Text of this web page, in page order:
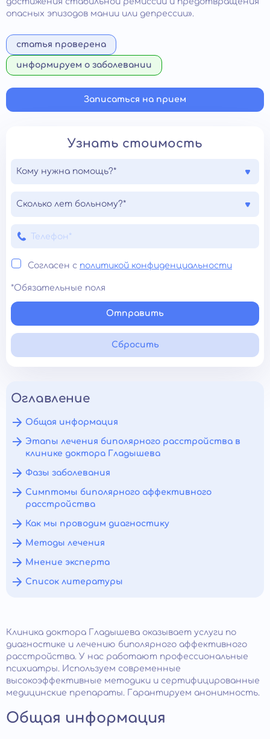
опасных эпизодов мании или депрессии».
статья проверена
информируем о заболевании
Записаться на прием
Узнать стоимость
Кому нужна помощь?*
Сколько лет больному?*
Согласен с политикой конфиденциальности
*Обязательные поля
Отправить
Сбросить
Оглавление
Общая информация
Этапы лечения биполярного расстройства в
клинике доктора Гладышева
Фазы заболевания
Симптомы биполярного аффективного
расстройства
Как мы проводим диагностику
Методы лечения
Мнение эксперта
Список литературы
Клиника доктора Гладышева оказывает услуги по
диагностике и лечению биполярного аффективного
расстройства. У нас работают профессиональные
психиатры. Используем современные
высокоэффективные методики и сертифицированные
медицинские препараты. Гарантируем анонимность.
Общая информация